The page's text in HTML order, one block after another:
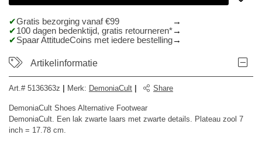
Gratis bezorging vanaf €99
100 dagen bedenktijd, gratis retourneren*
Spaar AttitudeCoins met iedere bestelling
Artikelinformatie
Art.# 5136363z Merk: DemoniaCult Share
DemoniaCult Shoes Alternative Footwear
DemoniaCult. Een lak zwarte laars met zwarte details. Plateau zool 7
inch = 17.78 cm.